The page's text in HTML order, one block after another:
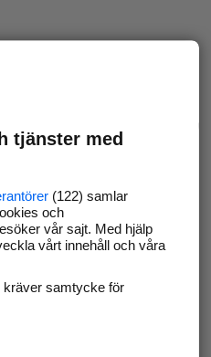
tjänster med
(122) samlar
och
vår sajt. Med hjälp
vårt innehåll och våra
kräver samtycke för